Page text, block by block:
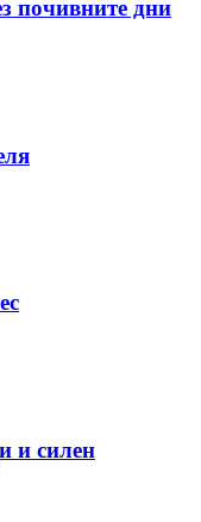
почивните дни
и силен